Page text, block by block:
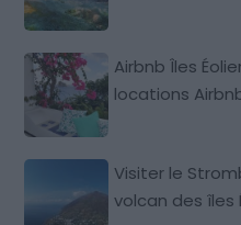
Airbnb Îles
locations
Visiter le
volcan des îles